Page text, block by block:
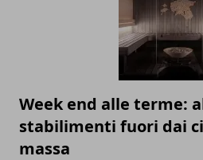
Week end alle terme:
stabilimenti fuori dai
massa